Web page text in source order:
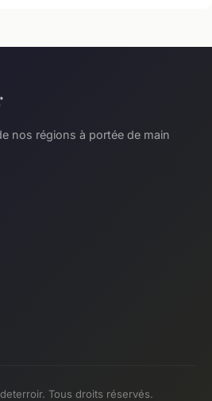
nos régions à portée de main
Tous droits réservés.